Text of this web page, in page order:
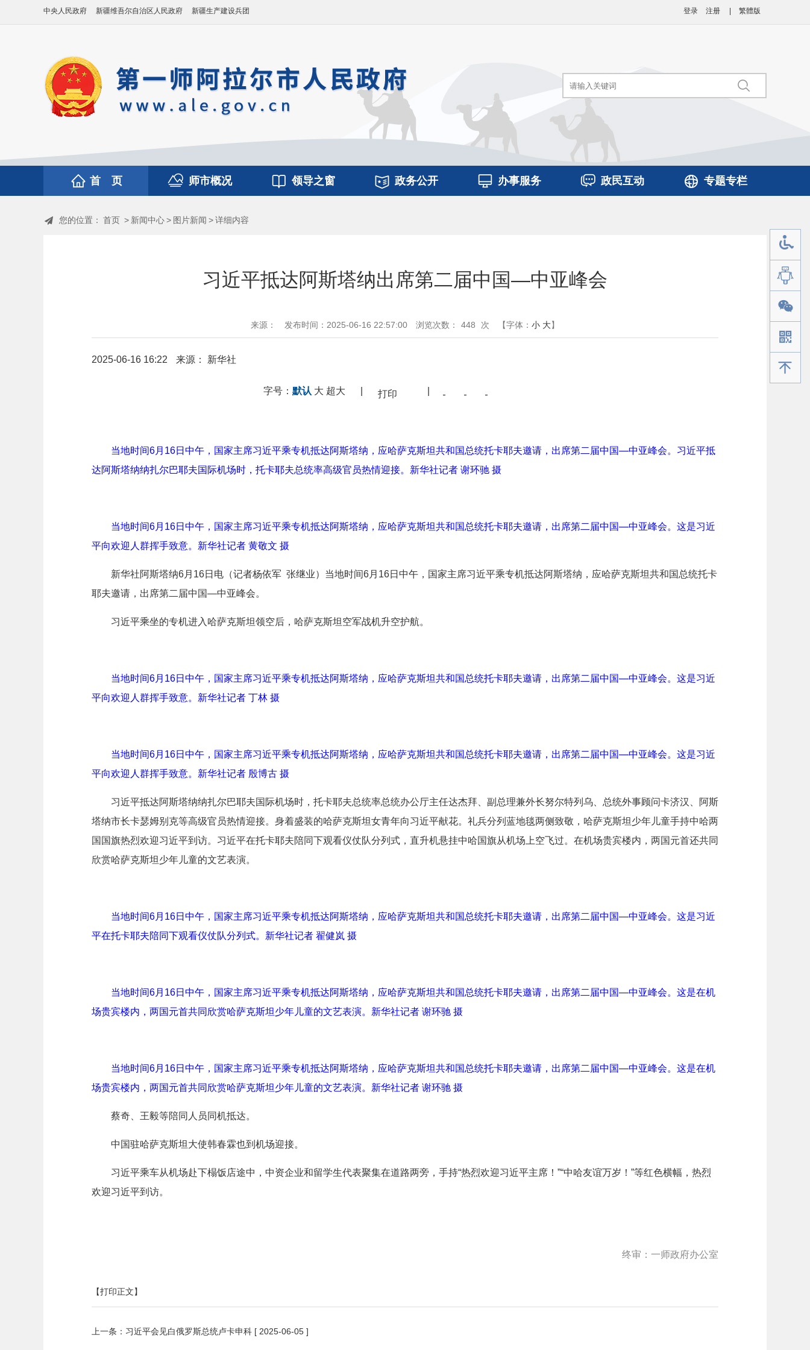
登录 注册 繁體版
中央人民政府 新疆维吾尔自治区人民政府 新疆生产建设兵团
首 页 师市概况 领导之窗 政务公开 办事服务 政民互动 专题专栏
您的位置： 首页 > 新闻中心> 图片新闻 >详细内容
习近平抵达阿斯塔纳出席第二届中国—中亚峰会
来源： 发布时间：2025-06-16 22:57:00 浏览次数： 448 次 【字体： 小 大】
2025-06-16 16:22 来源： 新华社
字号： 默认 大 超大 打印
当地时间6月16日中午，国家主席习近平乘专机抵达阿斯塔纳，应哈萨克斯坦共和国总统托卡耶夫邀请，出席第二届中国—中亚峰会。习近平抵
达阿斯塔纳纳扎尔巴耶夫国际机场时，托卡耶夫总统率高级官员热情迎接。新华社记者 谢环驰 摄
当地时间6月16日中午，国家主席习近平乘专机抵达阿斯塔纳，应哈萨克斯坦共和国总统托卡耶夫邀请，出席第二届中国—中亚峰会。这是习近
平向欢迎人群挥手致意。新华社记者 黄敬文 摄
新华社阿斯塔纳6月16日电（记者杨依军 张继业）当地时间6月16日中午，国家主席习近平乘专机抵达阿斯塔纳，应哈萨克斯坦共和国总统托卡
耶夫邀请，出席第二届中国—中亚峰会。
习近平乘坐的专机进入哈萨克斯坦领空后，哈萨克斯坦空军战机升空护航。
当地时间6月16日中午，国家主席习近平乘专机抵达阿斯塔纳，应哈萨克斯坦共和国总统托卡耶夫邀请，出席第二届中国—中亚峰会。这是习近
平向欢迎人群挥手致意。新华社记者 丁林 摄
当地时间6月16日中午，国家主席习近平乘专机抵达阿斯塔纳，应哈萨克斯坦共和国总统托卡耶夫邀请，出席第二届中国—中亚峰会。这是习近
平向欢迎人群挥手致意。新华社记者 殷博古 摄
习近平抵达阿斯塔纳纳扎尔巴耶夫国际机场时，托卡耶夫总统率总统办公厅主任达杰拜、副总理兼外长努尔特列乌、总统外事顾问卡济汉、阿斯
塔纳市长卡瑟姆别克等高级官员热情迎接。身着盛装的哈萨克斯坦女青年向习近平献花。礼兵分列蓝地毯两侧致敬，哈萨克斯坦少年儿童手持中哈两
国国旗热烈欢迎习近平到访。习近平在托卡耶夫陪同下观看仪仗队分列式，直升机悬挂中哈国旗从机场上空飞过。在机场贵宾楼内，两国元首还共同
欣赏哈萨克斯坦少年儿童的文艺表演。
当地时间6月16日中午，国家主席习近平乘专机抵达阿斯塔纳，应哈萨克斯坦共和国总统托卡耶夫邀请，出席第二届中国—中亚峰会。这是习近
平在托卡耶夫陪同下观看仪仗队分列式。新华社记者 翟健岚 摄
当地时间6月16日中午，国家主席习近平乘专机抵达阿斯塔纳，应哈萨克斯坦共和国总统托卡耶夫邀请，出席第二届中国—中亚峰会。这是在机
场贵宾楼内，两国元首共同欣赏哈萨克斯坦少年儿童的文艺表演。新华社记者 谢环驰 摄
当地时间6月16日中午，国家主席习近平乘专机抵达阿斯塔纳，应哈萨克斯坦共和国总统托卡耶夫邀请，出席第二届中国—中亚峰会。这是在机
场贵宾楼内，两国元首共同欣赏哈萨克斯坦少年儿童的文艺表演。 新华社记者 谢环驰 摄
蔡奇、王毅等陪同人员同机抵达。
中国驻哈萨克斯坦大使韩春霖也到机场迎接。
习近平乘车从机场赴下榻饭店途中，中资企业和留学生代表聚集在道路两旁，手持“热烈欢迎习近平主席！”“中哈友谊万岁！”等红色横幅，热烈
欢迎习近平到访。
终审：一师政府办公室
【打印正文】
上一条： 习近平会见白俄罗斯总统卢卡申科 [ 2025-06-05 ]
手机版